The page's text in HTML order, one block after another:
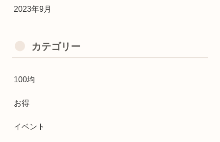
2023年9月
カテゴリー
100均
お得
イベント